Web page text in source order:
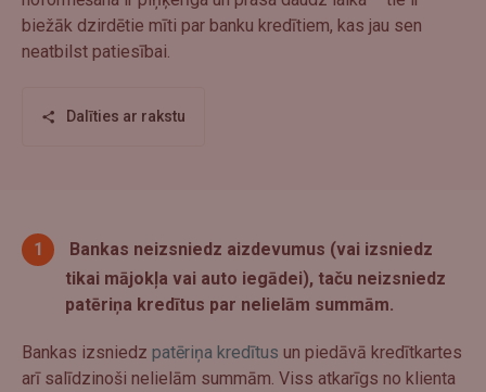
biežāk dzirdētie mīti par banku kredītiem, kas jau sen
neatbilst patiesībai.
Dalīties ar rakstu
Bankas neizsniedz aizdevumus (vai izsniedz
tikai mājokļa vai auto iegādei), taču neizsniedz
patēriņa kredītus par nelielām summām.
Bankas izsniedz patēriņa kredītus un piedāvā kredītkartes
arī salīdzinoši nelielām summām. Viss atkarīgs no klienta